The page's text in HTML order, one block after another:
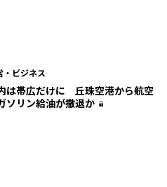
・ビジネス
は帯広だけに 丘珠空港から航空
ソリン給油が撤退か